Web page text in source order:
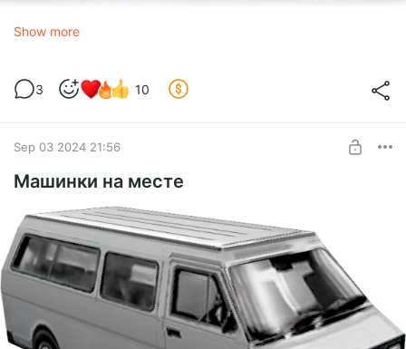
а это после
Show more
3 10
Sep 03 2024 21:56
Машинки на месте